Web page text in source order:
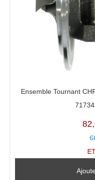
Ensemble Tournant